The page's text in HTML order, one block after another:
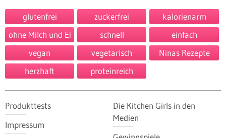
glutenfrei zuckerfrei
kalorienarm
ohne Milch und Ei
schnell
einfach
vegan
vegetarisch
Ninas Rezepte
herzhaft
proteinreich
Produkttests
Impressum
Die Kitchen Girls in den
Medien